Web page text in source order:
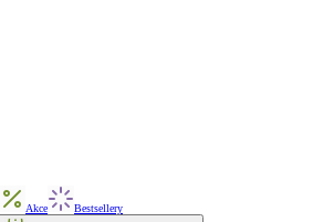
Akce Bestsellery